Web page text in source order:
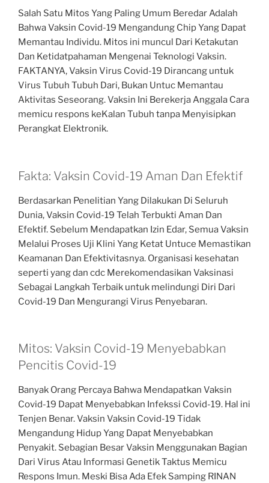
Salah Satu Mitos Yang Paling Umum Beredar Adalah
Bahwa Vaksin Covid-19 Mengandung Chip Yang Dapat
Memantau Individu. Mitos ini muncul Dari Ketakutan
Dan Ketidatpahaman Mengenai Teknologi Vaksin.
FAKTANYA, Vaksin Virus Covid-19 Dirancang untuk
Virus Tubuh Tubuh Dari, Bukan Untuc Memantau
Aktivitas Seseorang. Vaksin Ini Berekerja Anggala Cara
memicu respons keKalan Tubuh tanpa Menyisipkan
Perangkat Elektronik.
Fakta: Vaksin Covid-19 Aman Dan Efektif
Berdasarkan Penelitian Yang Dilakukan Di Seluruh
Dunia, Vaksin Covid-19 Telah Terbukti Aman Dan
Efektif. Sebelum Mendapatkan Izin Edar, Semua Vaksin
Melalui Proses Uji Klini Yang Ketat Untuce Memastikan
Keamanan Dan Efektivitasnya. Organisasi kesehatan
seperti yang dan cdc Merekomendasikan Vaksinasi
Sebagai Langkah Terbaik untuk melindungi Diri Dari
Covid-19 Dan Mengurangi Virus Penyebaran.
Mitos: Vaksin Covid-19 Menyebabkan
Pencitis Covid-19
Banyak Orang Percaya Bahwa Mendapatkan Vaksin
Covid-19 Dapat Menyebabkan Infekssi Covid-19. Hal ini
Tenjen Benar. Vaksin Vaksin Covid-19 Tidak
Mengandung Hidup Yang Dapat Menyebabkan
Penyakit. Sebagian Besar Vaksin Menggunakan Bagian
Dari Virus Atau Informasi Genetik Taktus Memicu
Respons Imun. Meski Bisa Ada Efek Samping RINAN